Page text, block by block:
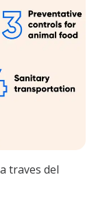
traves del